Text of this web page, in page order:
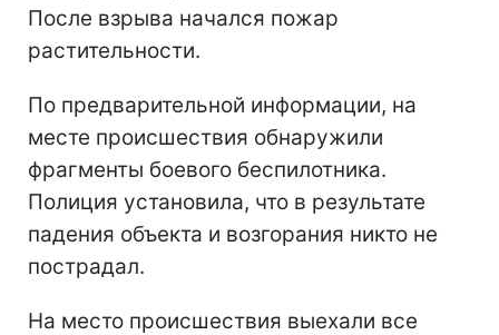
После взрыва начался пожар
растительности.
По предварительной информации, на
месте происшествия обнаружили
фрагменты боевого беспилотника.
Полиция установила, что в результате
падения объекта и возгорания никто не
пострадал.
На место происшествия выехали все